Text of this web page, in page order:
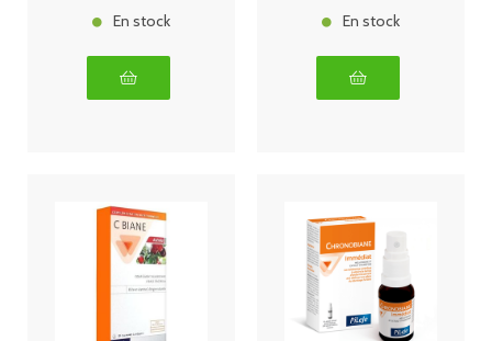
En stock En stock